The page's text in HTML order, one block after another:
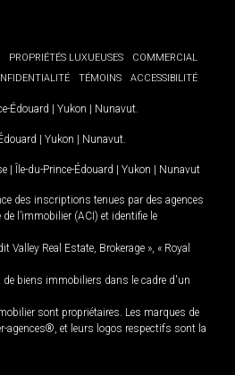
PROPRIÉTÉS LUXUEUSES
COMMERCIAL
TÉMOINS ACCESSIBILITÉ
Édouard Yukon Nunavut.
Yukon Nunavut.
Île-du-Prince-Édouard Yukon Nunavut
des inscriptions tenues par des agences
l’immobilier (ACI) et identifie le
Valley Real Estate, Brokerage », « Royal
biens immobiliers dans le cadre d'un
sont propriétaires. Les marques de
agences®, et leurs logos respectifs sont la